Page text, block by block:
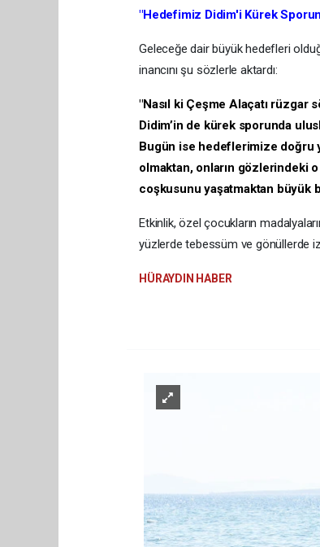
​"Hedefimiz Didim'i Kürek
​Geleceğe dair büyük hedefleri
inancını şu sözlerle aktardı:
​"Nasıl ki Çeşme Alaçatı rüzgar
Didim’in de kürek sporunda
Bugün ise hedeflerimize doğru
olmaktan, onların gözlerindeki
coşkusunu yaşatmaktan büyük
​Etkinlik, özel çocukların
yüzlerde tebessüm ve gönüllerde
HÜRAYDIN HABER